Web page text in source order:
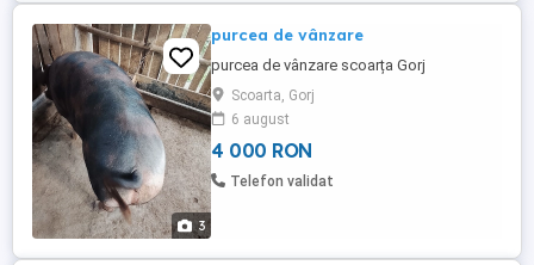
3
purcea de vânzare
purcea de vânzare scoarța Gorj
Scoarta, Gorj
6 august
4 000 RON
Telefon validat